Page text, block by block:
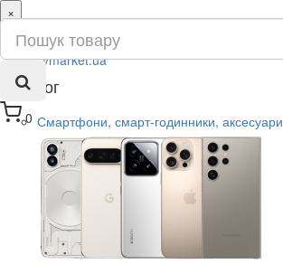
0
×
ru
ua
Каталог
Смартфони, смарт-годинники, аксесуари